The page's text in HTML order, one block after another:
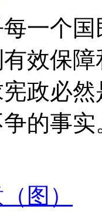
一个
效保
政必
的事实
图）